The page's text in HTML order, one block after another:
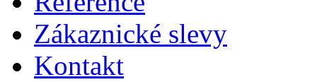
Zákaznické slevy
Kontakt